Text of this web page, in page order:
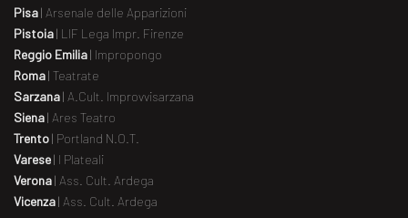
Pisa| Arsenale delle Apparizioni
Pistoia| LIF Lega Impr. Firenze
Reggio Emilia| Impropongo
Roma| Teatrate
Sarzana| A.Cult. Improvvisarzana
Siena| Ares Teatro
Trento| Portland N.O.T.
Varese| I Plateali
Verona| Ass. Cult. Ardega
Vicenza| Ass. Cult. Ardega